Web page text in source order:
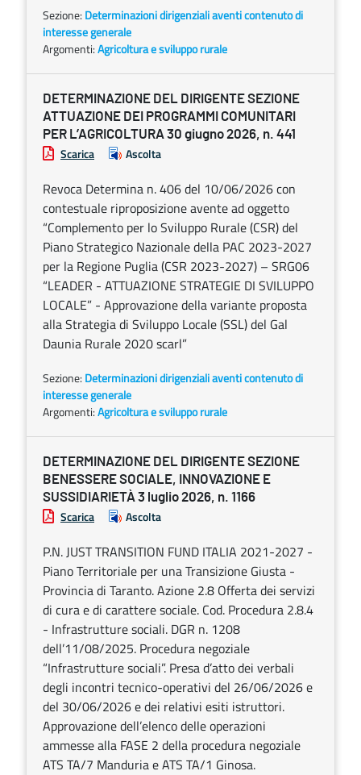
Sezione: Determinazioni dirigenziali aventi contenuto di
interesse generale
Argomenti:Agricoltura e sviluppo rurale
DETERMINAZIONE DEL DIRIGENTE SEZIONE
ATTUAZIONE DEI PROGRAMMI COMUNITARI
PER L’AGRICOLTURA 30 giugno 2026, n. 441
Scarica Ascolta
Revoca Determina n. 406 del 10/06/2026 con
contestuale riproposizione avente ad oggetto
“Complemento per lo Sviluppo Rurale (CSR) del
Piano Strategico Nazionale della PAC 2023-2027
per la Regione Puglia (CSR 2023-2027) – SRG06
“LEADER - ATTUAZIONE STRATEGIE DI SVILUPPO
LOCALE” - Approvazione della variante proposta
alla Strategia di Sviluppo Locale (SSL) del Gal
Daunia Rurale 2020 scarl”
Sezione: Determinazioni dirigenziali aventi contenuto di
interesse generale
Argomenti:Agricoltura e sviluppo rurale
DETERMINAZIONE DEL DIRIGENTE SEZIONE
BENESSERE SOCIALE, INNOVAZIONE E
SUSSIDIARIETÀ 3 luglio 2026, n. 1166
Scarica Ascolta
P.N. JUST TRANSITION FUND ITALIA 2021-2027 -
Piano Territoriale per una Transizione Giusta -
Provincia di Taranto. Azione 2.8 Offerta dei servizi
di cura e di carattere sociale. Cod. Procedura 2.8.4
- Infrastrutture sociali. DGR n. 1208
dell’11/08/2025. Procedura negoziale
“Infrastrutture sociali”. Presa d’atto dei verbali
degli incontri tecnico-operativi del 26/06/2026 e
del 30/06/2026 e dei relativi esiti istruttori.
Approvazione dell’elenco delle operazioni
ammesse alla FASE 2 della procedura negoziale
ATS TA/7 Manduria e ATS TA/1 Ginosa.